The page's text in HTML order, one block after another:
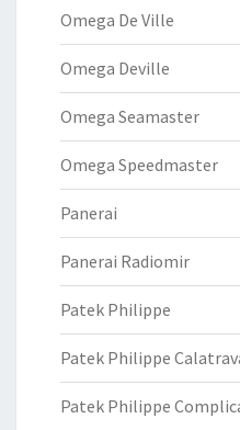
Omega De Ville
Omega Deville
Omega Seamaster
Omega Speedmaster
Panerai
Panerai Radiomir
Patek Philippe
Patek Philippe
Patek Philippe